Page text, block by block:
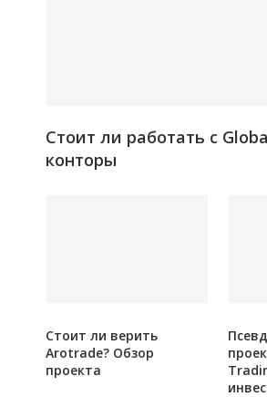
Стоит ли работать с
конторы
Стоит ли верить
Arotrade? Обзор
проекта